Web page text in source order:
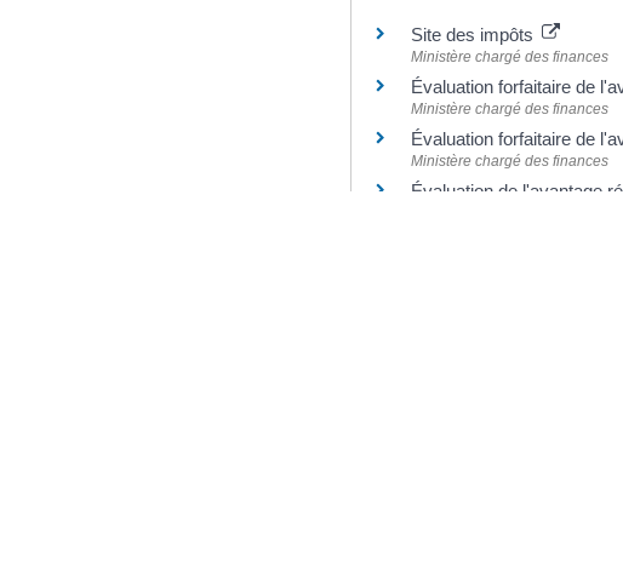
Site des impôts
Ministère chargé des finances
Évaluation forfaitaire de
Ministère chargé des finances
Évaluation forfaitaire de
Ministère chargé des finances
Évaluation de l'avantage